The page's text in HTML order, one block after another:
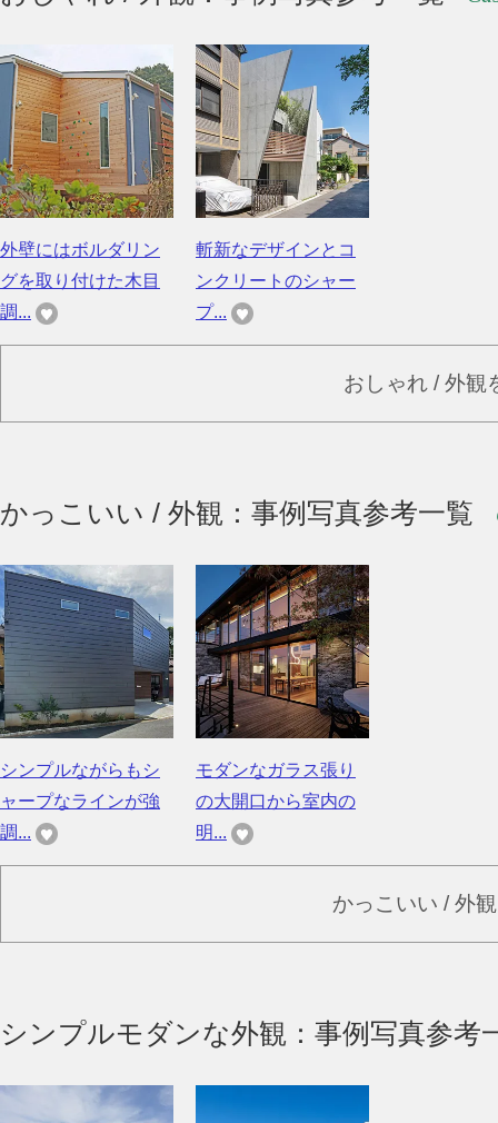
外壁にはボルダリン
グを取り付けた木目
調...
斬新なデザインとコ
ンクリートのシャー
プ...
おしゃれ / 外観
かっこいい / 外観：事例写真参考一覧
シンプルながらもシ
ャープなラインが強
調...
モダンなガラス張り
の大開口から室内の
明...
かっこいい / 外
シンプルモダンな外観：事例写真参考